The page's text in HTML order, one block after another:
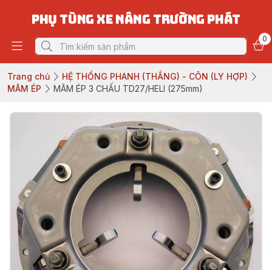
PHỤ TÙNG XE NÂNG TRƯỜNG PHÁT
0
Trang chủ
HỆ THỐNG PHANH (THẮNG) - CÔN (LY HỢP)
MÂM ÉP
MÂM ÉP 3 CHẤU TD27/HELI (275mm)